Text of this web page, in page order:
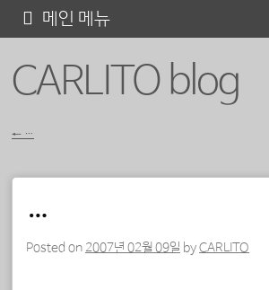
CARLITO blog
메인 메뉴
텐
← …
…
Posted on 2007년 02월 09일 byCARLITO